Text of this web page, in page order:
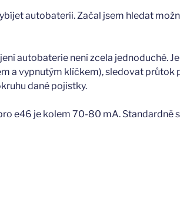
autobaterii. Začal jsem hledat
autobaterie není zcela jednoduché.
a vypnutým klíčkem), sledovat
dané pojistky.
e46 je kolem 70-80 mA. Standardně